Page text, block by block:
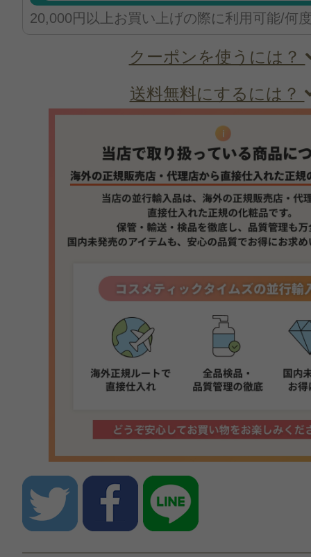
20,000円以上お買い上げの際に利用可能/何
クーポンを使うには？
送料無料にするには？